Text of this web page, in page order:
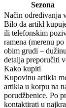
Sezona
Način određivanja
Bilo da artikl
ili telefonskim
ramena (merenu
obim grudi –
detalja preporučiti
Kako kupiti
Kupovinu artikla
artikla u korpu na
porudžbenice. Po
kontaktirati u